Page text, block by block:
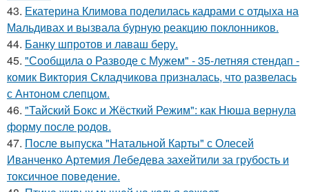
43. Екатерина Климова поделилась кадрами с отдыха на
Мальдивах и вызвала бурную реакцию поклонников.
44. Банку шпротов и лаваш беру.
45. "Сообщила о Разводе с Мужем" - 35-летняя стендап -
комик Виктория Складчикова призналась, что развелась
с Антоном слепцом.
46. "Тайский Бокс и Жёсткий Режим": как Нюша вернула
форму после родов.
47. После выпуска "Натальной Карты" с Олесей
Иванченко Артемия Лебедева захейтили за грубость и
токсичное поведение.